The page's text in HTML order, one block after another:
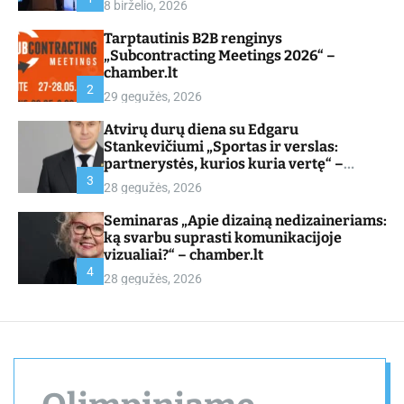
8 birželio, 2026
2
Tarptautinis B2B renginys
„Subcontracting Meetings 2026“ –
chamber.lt
29 gegužės, 2026
3
Atvirų durų diena su Edgaru
Stankevičiumi „Sportas ir verslas:
partnerystės, kurios kuria vertę“ –
chamber.lt
28 gegužės, 2026
4
Seminaras „Apie dizainą nedizaineriams:
ką svarbu suprasti komunikacijoje
vizualiai?“ – chamber.lt
28 gegužės, 2026